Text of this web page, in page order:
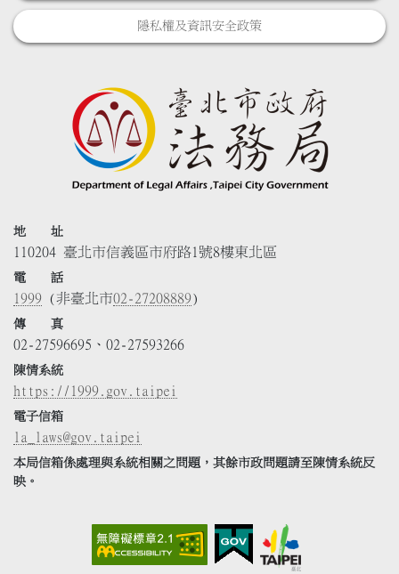
隱私權及資訊安全政策
地 址
110204 臺北市信義區市府路1號8樓東北區
電 話
1999 (非臺北市02-27208889)
傳 真
02-27596695、02-27593266
陳情系統
https://1999.gov.taipei
電子信箱
la_laws@gov.taipei
本局信箱係處理與系統相關之問題，其餘市政問題請至陳情系統反
映。